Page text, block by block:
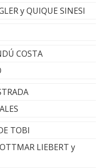
y QUIQUE SINESI
COSTA
TOBI
LIEBERT y